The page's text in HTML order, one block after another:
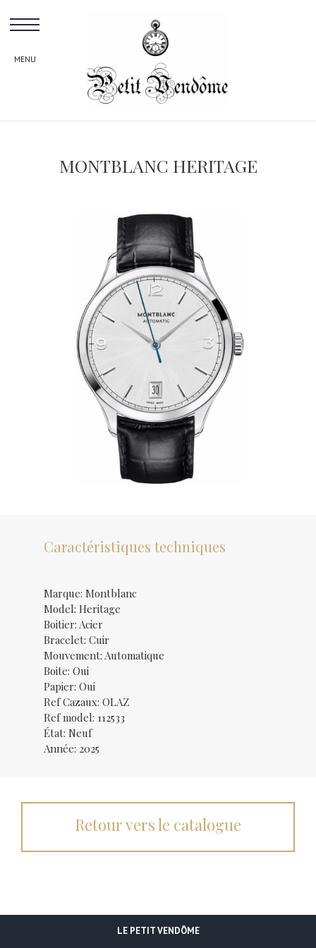
content
MONTBLANC HERITAGE
Caractéristiques techniques
Marque: Montblanc
Model: Heritage
Boitier: Acier
Bracelet: Cuir
Mouvement: Automatique
Boite: Oui
Papier: Oui
Ref Cazaux: OLAZ
Ref model: 112533
État: Neuf
Année: 2025
Retour vers le catalogue
LE PETIT VENDÔME